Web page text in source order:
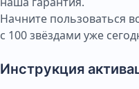
Начните пользоваться
с 100 звёздами уже
Инструкция